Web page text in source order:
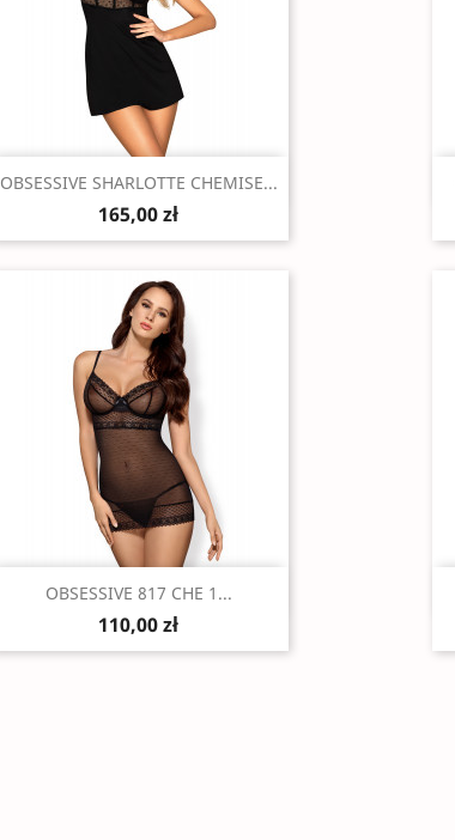
Szybki podgląd
OBSESSIVE SHARLOTTE CHEMISE...
165,00 zł
Szybki podgląd
OBSESSIVE 817 CHE 1...
110,00 zł